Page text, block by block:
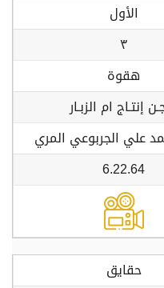
الأول
٣
هقوة
إنتـاج ام الزبـار
علي الجربوعي المري
6.22.64
حقايق